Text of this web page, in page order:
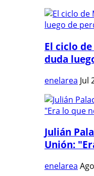
El ciclo
duda
enelarea Jul
Julián
Unión:
enelarea